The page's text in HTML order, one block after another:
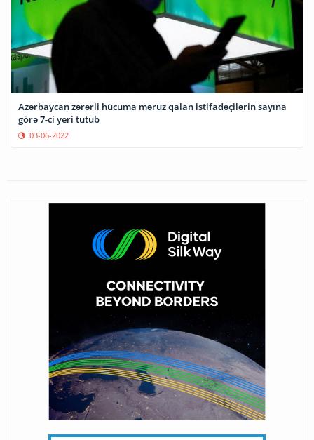
Azərbaycan zərərli hücuma məruz qalan istifadəçilərin sayına
görə 7-ci yeri tutub
03-06-2022